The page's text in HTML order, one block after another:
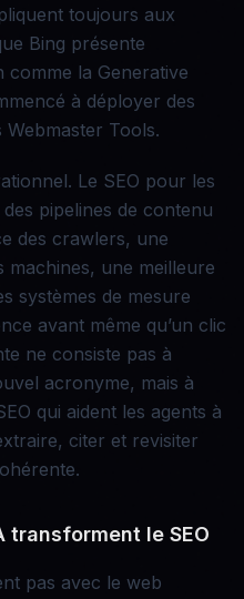
toujours aux
Bing présente
comme la Generative
à déployer des
Tools.
Le SEO pour les
pipelines de contenu
des crawlers, une
machines, une meilleure
systèmes de mesure
avant même qu’un clic
ne consiste pas à
acronyme, mais à
qui aident les agents à
citer et revisiter
transforment le SEO
pas avec le web